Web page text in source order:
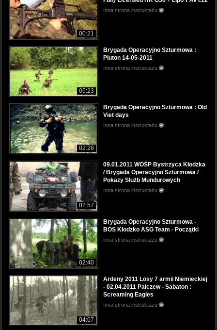
00:21
Inna strona instruktażu
05:23
Brygada Operacyjno Szturmowa :
Pluton 14-05-2011
Inna strona instruktażu
02:28
Brygada Operacyjno Szturmowa : Old
Viet days
Inna strona instruktażu
02:57
09.01.2011 WOŚP Bystrzyca Kłodzka
/ Brygada Operacyjno Szturmowa /
Pokazy Służb Mundurowych
Inna strona instruktażu
02:40
Brygada Operacyjno Szturmowa -
BOS Kłodzko ASG Team - Początki
Inna strona instruktażu
04:07
Ardeny 2011 Losy 7 armii Niemieckiej
- 02.04.2011 Pałczew - Sabaton :
Screaming Eagles
Inna strona instruktażu